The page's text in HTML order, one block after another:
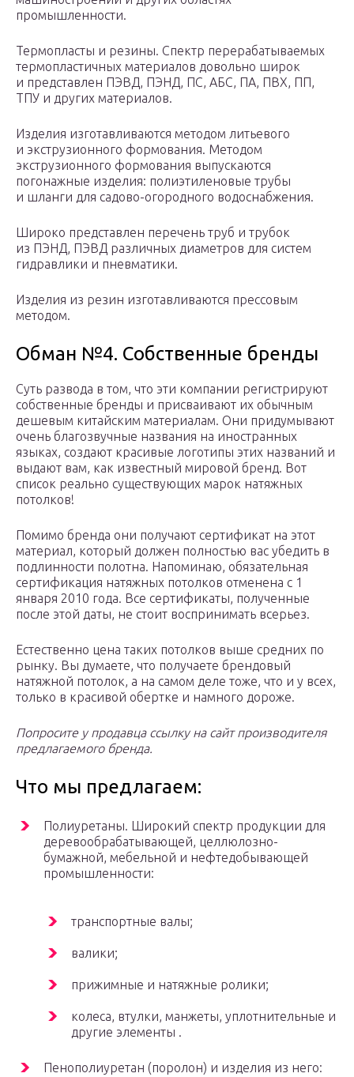
промышленности.
Термопласты и резины. Спектр перерабатываемых
термопластичных материалов довольно широк
и представлен ПЭВД, ПЭНД, ПС, АБС, ПА, ПВХ, ПП,
ТПУ и других материалов.
Изделия изготавливаются методом литьевого
и экструзионного формования. Методом
экструзионного формования выпускаются
погонажные изделия: полиэтиленовые трубы
и шланги для садово-огородного водоснабжения.
Широко представлен перечень труб и трубок
из ПЭНД, ПЭВД различных диаметров для систем
гидравлики и пневматики.
Изделия из резин изготавливаются прессовым
методом.
Обман №4. Собственные бренды
Суть развода в том, что эти компании регистрируют
собственные бренды и присваивают их обычным
дешевым китайским материалам. Они придумывают
очень благозвучные названия на иностранных
языках, создают красивые логотипы этих названий и
выдают вам, как известный мировой бренд. Вот
список реально существующих марок натяжных
потолков!
Помимо бренда они получают сертификат на этот
материал, который должен полностью вас убедить в
подлинности полотна. Напоминаю, обязательная
сертификация натяжных потолков отменена с 1
января 2010 года. Все сертификаты, полученные
после этой даты, не стоит воспринимать всерьез.
Естественно цена таких потолков выше средних по
рынку. Вы думаете, что получаете брендовый
натяжной потолок, а на самом деле тоже, что и у всех,
только в красивой обертке и намного дороже.
Попросите у продавца ссылку на сайт производителя
предлагаемого бренда.
Что мы предлагаем:
Полиуретаны. Широкий спектр продукции для
деревообрабатывающей, целлюлозно-
бумажной, мебельной и нефтедобывающей
промышленности:
транспортные валы;
валики;
прижимные и натяжные ролики;
колеса, втулки, манжеты, уплотнительные и
другие элементы .
Пенополиуретан (поролон) и изделия из него: